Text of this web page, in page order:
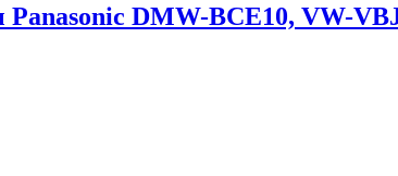
Panasonic DMW-BCE10, VW-